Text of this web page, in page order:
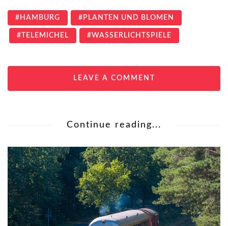
HAMBURG PLANTEN UND BLOMEN
TELEMICHEL WASSERLICHTSPIELE
LEAVE A COMMENT
Continue reading...